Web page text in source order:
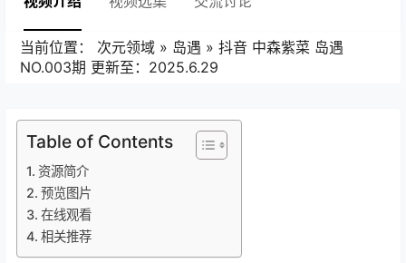
当前位置： 次元领域 » 岛遇 » 抖音 中森紫菜 岛遇
NO.003期 更新至：2025.6.29
Table of Contents
资源简介
预览图片
在线观看
相关推荐